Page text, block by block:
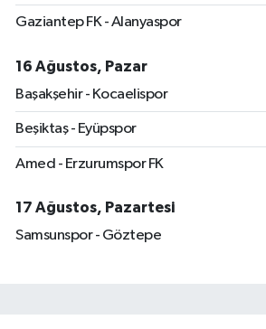
Gaziantep FK - Alanyaspor
16 Ağustos, Pazar
Başakşehir - Kocaelispor
Beşiktaş - Eyüpspor
Amed - Erzurumspor FK
17 Ağustos, Pazartesi
Samsunspor - Göztepe